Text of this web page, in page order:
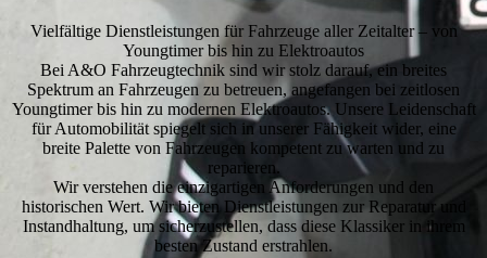
Vielfältige Dienstleistungen für Fahrzeuge aller Zeitalter – von
Youngtimer bis hin zu Elektroautos
Bei A&O Fahrzeugtechnik sind wir stolz darauf, ein breites
Spektrum an Fahrzeugen zu betreuen, angefangen bei zeitlosen
Youngtimer bis hin zu modernen Elektroautos. Unsere Leidenschaft
für Automobilität spiegelt sich in unserer Fähigkeit wider, eine
breite Palette von Fahrzeugen kompetent zu warten und zu
reparieren.
Wir verstehen die einzigartigen Anforderungen und den
historischen Wert. Wir bieten Dienstleistungen zur Reparatur und
Instandhaltung, um sicherzustellen, dass diese Klassiker in ihrem
besten Zustand erstrahlen.